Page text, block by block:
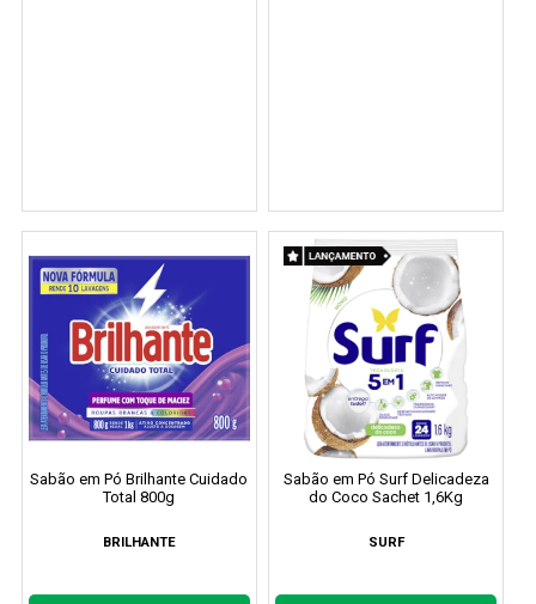
Sabão em Pó Brilhante Cuidado
Total 800g
BRILHANTE
Sabão em Pó Surf Delicadeza
do Coco Sachet 1,6Kg
SURF